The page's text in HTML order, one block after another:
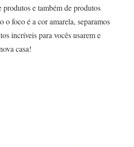
produtos e também de produtos
o foco é a cor amarela, separamos
incríveis para vocês usarem e
casa!